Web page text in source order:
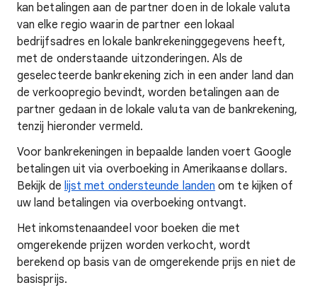
kan betalingen aan de partner doen in de lokale valuta
van elke regio waarin de partner een lokaal
bedrijfsadres en lokale bankrekeninggegevens heeft,
met de onderstaande uitzonderingen. Als de
geselecteerde bankrekening zich in een ander land dan
de verkoopregio bevindt, worden betalingen aan de
partner gedaan in de lokale valuta van de bankrekening,
tenzij hieronder vermeld.
Voor bankrekeningen in bepaalde landen voert Google
betalingen uit via overboeking in Amerikaanse dollars.
Bekijk de lijst met ondersteunde landen om te kijken of
uw land betalingen via overboeking ontvangt.
Het inkomstenaandeel voor boeken die met
omgerekende prijzen worden verkocht, wordt
berekend op basis van de omgerekende prijs en niet de
basisprijs.